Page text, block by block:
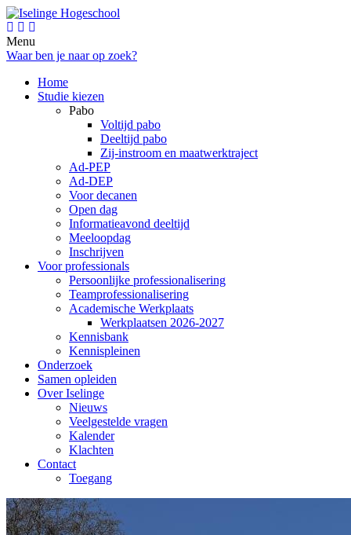
Menu
Waar ben je naar op zoek?
Home
Studie kiezen
Pabo
Voltijd pabo
Deeltijd pabo
Zij-instroom en maatwerktraject
Ad-PEP
Ad-DEP
Voor decanen
Open dag
Informatieavond deeltijd
Meeloopdag
Inschrijven
Voor professionals
Persoonlijke professionalisering
Teamprofessionalisering
Academische Werkplaats
Werkplaatsen 2026-2027
Kennisbank
Kennispleinen
Onderzoek
Samen opleiden
Over Iselinge
Nieuws
Veelgestelde vragen
Kalender
Klachten
Contact
Toegang